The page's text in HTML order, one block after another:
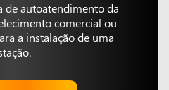
de autoatendimento da
comercial ou
a instalação de uma